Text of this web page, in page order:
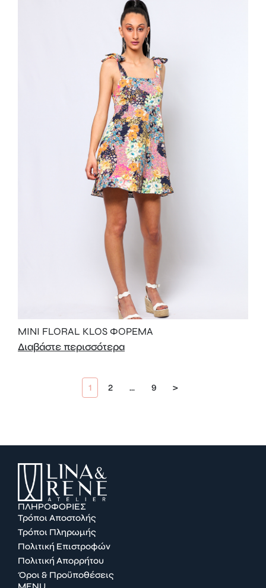
MINI FLORAL KLOS ΦΟΡΕΜΑ
Διαβάστε περισσότερα
1 2 … 9 >
ΠΛΗΡΟΦΟΡΙΕΣ
Τρόποι Αποστολής
Τρόποι Πληρωμής
Πολιτική Επιστροφών
Πολιτική Απορρήτου
Όροι & Προϋποθέσεις